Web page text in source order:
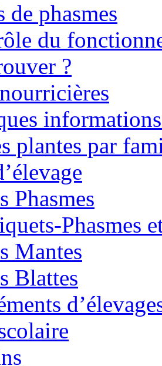
de phasmes
du
?
plantes par
Phasmes
Phasmes
Mantes
Blattes